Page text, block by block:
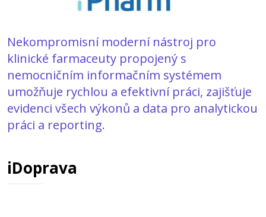
Nekompromisní moderní nástroj pro
klinické farmaceuty propojený s
nemocničním informačním systémem
umožňuje rychlou a efektivní práci, zajišťuje
evidenci všech výkonů a data pro analytickou
práci a reporting.
iDoprava